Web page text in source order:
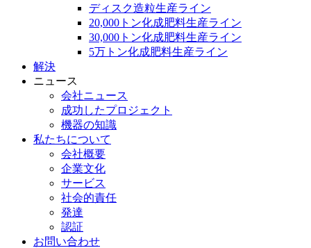
ディスク造粒生産ライン
20,000トン化成肥料生産ライン
30,000トン化成肥料生産ライン
5万トン化成肥料生産ライン
解決
ニュース
会社ニュース
成功したプロジェクト
機器の知識
私たちについて
会社概要
企業文化
サービス
社会的責任
発達
認証
お問い合わせ